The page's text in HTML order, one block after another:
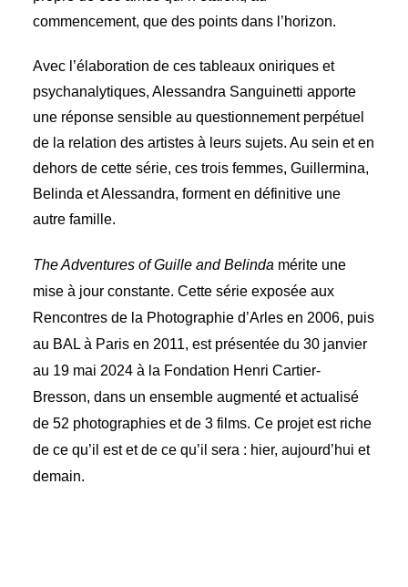
commencement, que des points dans l’horizon.
Avec l’élaboration de ces tableaux oniriques et
psychanalytiques, Alessandra Sanguinetti apporte
une réponse sensible au questionnement perpétuel
de la relation des artistes à leurs sujets. Au sein et en
dehors de cette série, ces trois femmes, Guillermina,
Belinda et Alessandra, forment en définitive une
autre famille.
The Adventures of Guille and Belinda mérite une
mise à jour constante. Cette série exposée aux
Rencontres de la Photographie d’Arles en 2006, puis
au BAL à Paris en 2011, est présentée du 30 janvier
au 19 mai 2024 à la Fondation Henri Cartier-
Bresson, dans un ensemble augmenté et actualisé
de 52 photographies et de 3 films. Ce projet est riche
de ce qu’il est et de ce qu’il sera : hier, aujourd’hui et
demain.